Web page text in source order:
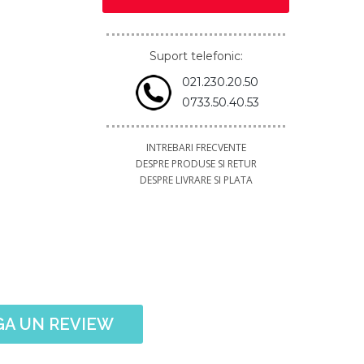
Suport telefonic:
021.230.20.50
0733.50.40.53
INTREBARI FRECVENTE
DESPRE PRODUSE SI RETUR
DESPRE LIVRARE SI PLATA
UN REVIEW